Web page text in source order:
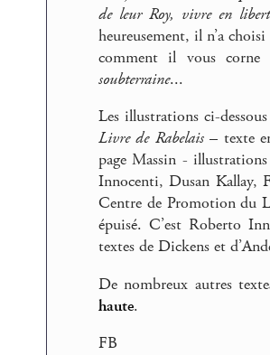
de leur Roy, vivre en
heureusement, il n’a
comment il vous
soubterraine...
Les illustrations ci-
Livre de Rabelais– texte
page Massin -
Innocenti, Dusan Kallay,
Centre de Promotion du
épuisé. C’est Roberto
textes de Dickens et
De nombreux autres
haute.
FB